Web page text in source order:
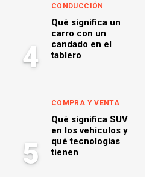
4
CONDUCCIÓN
Qué significa un
carro con un
candado en el
tablero
5
COMPRA Y VENTA
Qué significa SUV
en los vehículos y
qué tecnologías
tienen